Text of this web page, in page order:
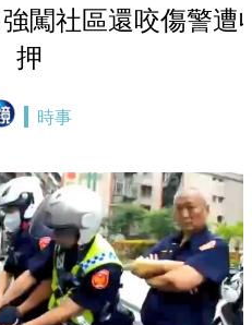
闖社區還咬傷警遭
押
時事